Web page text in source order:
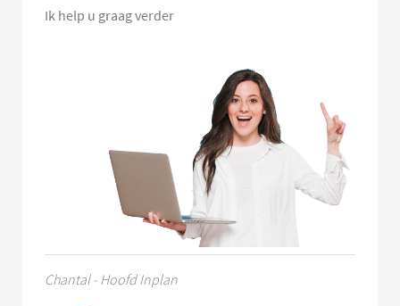
Ik help u graag verder
Chantal - Hoofd Inplan